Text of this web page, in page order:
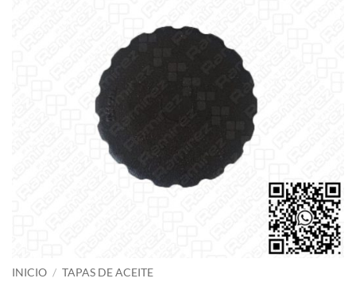
INICIO / TAPAS DE ACEITE